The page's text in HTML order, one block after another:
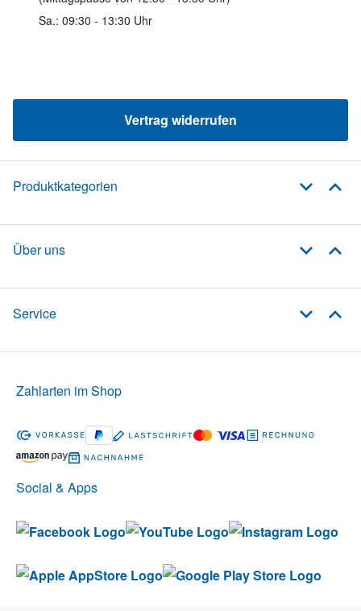
Sa.: 09:30 - 13:30 Uhr
Vertrag widerrufen
Produktkategorien
Über uns
Service
Social & Apps
Zahlarten im Shop